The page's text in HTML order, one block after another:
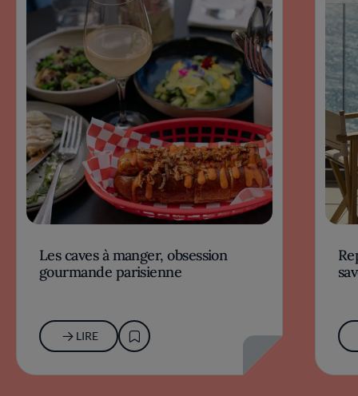
Les caves à manger, obsession
gourmande parisienne
LIRE